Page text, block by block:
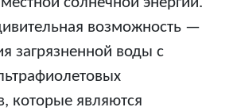
возможность —
загрязненной воды с
которые являются